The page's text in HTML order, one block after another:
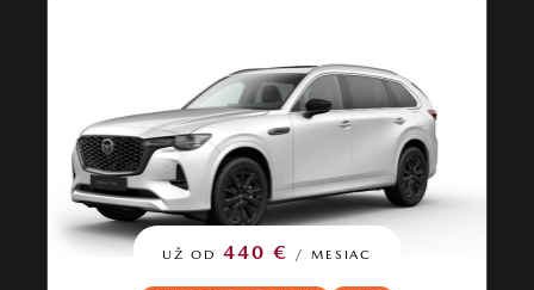
UŽ OD440 € / MESIAC